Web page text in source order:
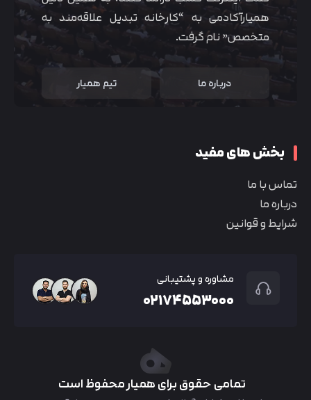
همیارآکادمی به “کارخانه تبدیل علاقه‌مند به
متخصص” نام گرفت.
درباره ما تیم همیار
بخش های مفید
تماس با ما
درباره ما
شرایط و قوانین
مشاوره و پشتیبانی
۰۲۱۷۴۵۵۳۰۰۰
تمامی حقوق برای همیار محفوظ است